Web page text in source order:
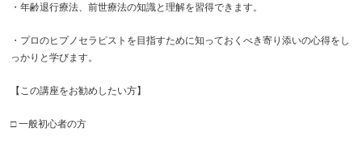
・年齢退行療法、前世療法の知識と理解を習得できます。
・プロのヒプノセラピストを目指すために知っておくべき寄り添いの心得をし
っかりと学びます。
【この講座をお勧めしたい方】
□ 一般初心者の方